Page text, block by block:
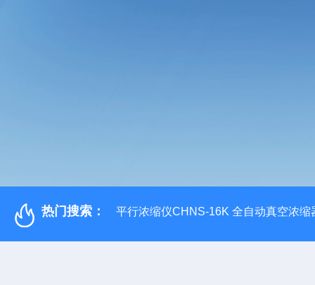
热门搜索： 平行浓缩仪CHNS-16K 全自动真空浓缩